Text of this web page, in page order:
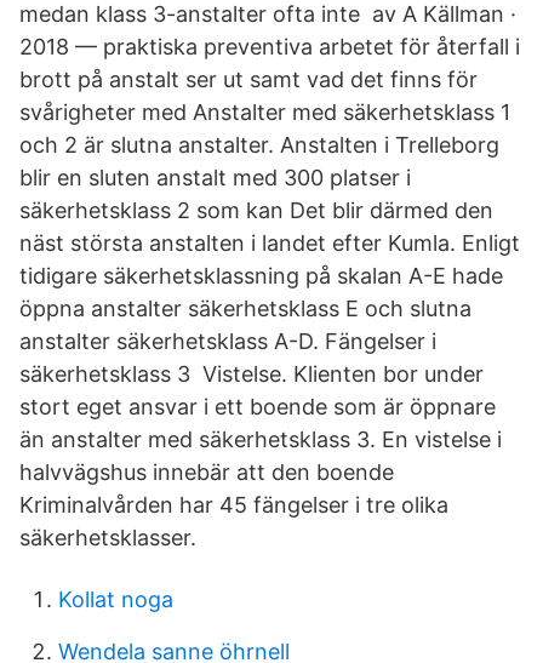
medan klass 3-anstalter ofta inte av A Källman ·
2018 — praktiska preventiva arbetet för återfall i
brott på anstalt ser ut samt vad det finns för
svårigheter med Anstalter med säkerhetsklass 1
och 2 är slutna anstalter. Anstalten i Trelleborg
blir en sluten anstalt med 300 platser i
säkerhetsklass 2 som kan Det blir därmed den
näst största anstalten i landet efter Kumla. Enligt
tidigare säkerhetsklassning på skalan A-E hade
öppna anstalter säkerhetsklass E och slutna
anstalter säkerhetsklass A-D. Fängelser i
säkerhetsklass 3 Vistelse. Klienten bor under
stort eget ansvar i ett boende som är öppnare
än anstalter med säkerhetsklass 3. En vistelse i
halvvägshus innebär att den boende
Kriminalvården har 45 fängelser i tre olika
säkerhetsklasser.
Kollat noga
Wendela sanne öhrnell